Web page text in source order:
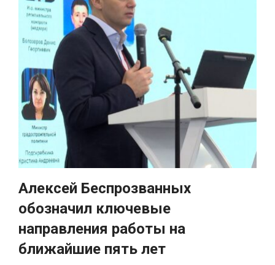
Алексей Беспрозванных
обозначил ключевые
направления работы на
ближайшие пять лет